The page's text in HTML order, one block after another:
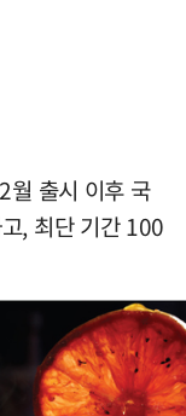
월 출시 이후 국
, 최단 기간 100